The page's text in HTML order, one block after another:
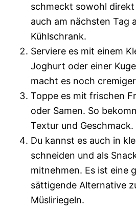
schmeckt sowohl direkt
auch am nächsten Tag
Kühlschrank.
Serviere es mit einem
Joghurt oder einer
macht es noch
Toppe es mit frischen
oder Samen. So
Textur und Geschmack.
Du kannst es auch in
schneiden und als
mitnehmen. Es ist eine
sättigende Alternative
Müsliriegeln.